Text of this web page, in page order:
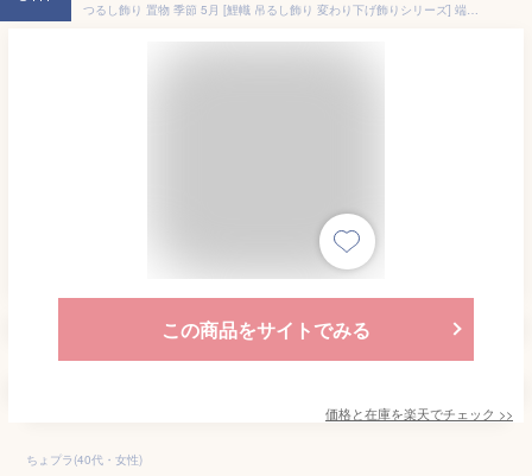
つるし飾り 置物 季節 5月 [鯉幟 吊るし飾り 変わり下げ飾りシリーズ] 端午の節句 皐月 5月 初節句 孫 誕生日 プレゼント子供の日 ちりめん細工 季節 押絵 玄関 壁飾り 壁掛け インテリア リビング 卓上飾り 手作り ハンドメイド 【2点までメール便OK】
この商品をサイトでみる
価格と在庫を楽天でチェック >>
ちょプラ(40代・女性)